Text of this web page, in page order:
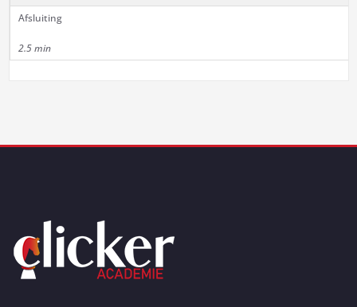
Afsluiting
2.5 min